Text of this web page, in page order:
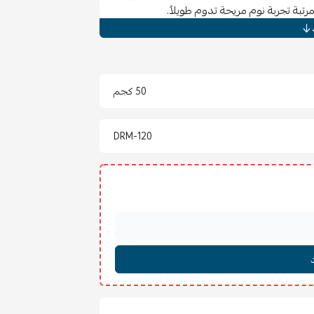
تجربة نوم مريحة تدوم طويلاً.
وزن الجسم بشكل متوازن، مما يقلل من
صحة جسمك وراحة بالك، لتستيقظ كل صباح
50 كجم
DRM-120